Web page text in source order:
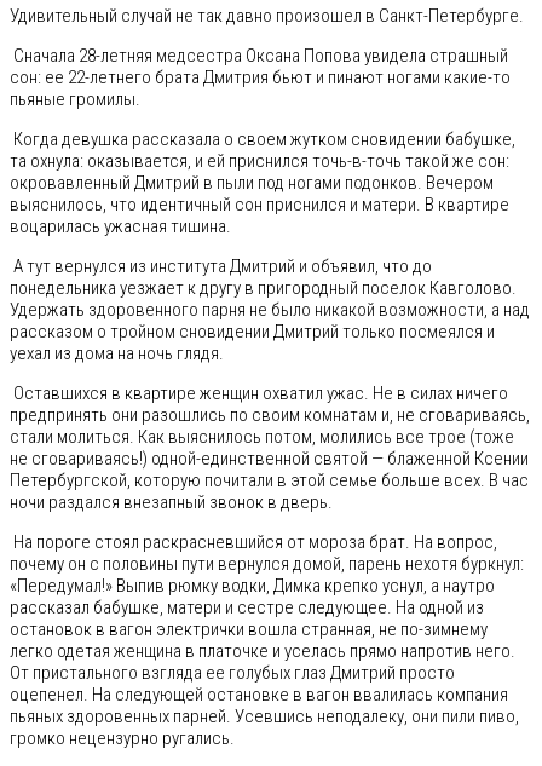
Удивительный случай не так давно произошел в Санкт-Петербурге.
Сначала 28-летняя медсестра Оксана Попова увидела страшный
сон: ее 22-летнего брата Дмитрия бьют и пинают ногами какие-то
пьяные громилы.
Когда девушка рассказала о своем жутком сновидении бабушке,
та охнула: оказывается, и ей приснился точь-в-точь такой же сон:
окровавленный Дмитрий в пыли под ногами подонков. Вечером
выяснилось, что идентичный сон приснился и матери. В квартире
воцарилась ужасная тишина.
А тут вернулся из института Дмитрий и объявил, что до
понедельника уезжает к другу в пригородный поселок Кавголово.
Удержать здоровенного парня не было никакой возможности, а над
рассказом о тройном сновидении Дмитрий только посмеялся и
уехал из дома на ночь глядя.
Оставшихся в квартире женщин охватил ужас. Не в силах ничего
предпринять они разошлись по своим комнатам и, не сговариваясь,
стали молиться. Как выяснилось потом, молились все трое (тоже
не сговариваясь!) одной-единственной святой — блаженной Ксении
Петербургской, которую почитали в этой семье больше всех. В час
ночи раздался внезапный звонок в дверь.
На пороге стоял раскрасневшийся от мороза брат. На вопрос,
почему он с половины пути вернулся домой, парень нехотя буркнул:
«Передумал!» Выпив рюмку водки, Димка крепко уснул, а наутро
рассказал бабушке, матери и сестре следующее. На одной из
остановок в вагон электрички вошла странная, не по-зимнему
легко одетая женщина в платочке и уселась прямо напротив него.
От пристального взгляда ее голубых глаз Дмитрий просто
оцепенел. На следующей остановке в вагон ввалилась компания
пьяных здоровенных парней. Усевшись неподалеку, они пили пиво,
громко нецензурно ругались.